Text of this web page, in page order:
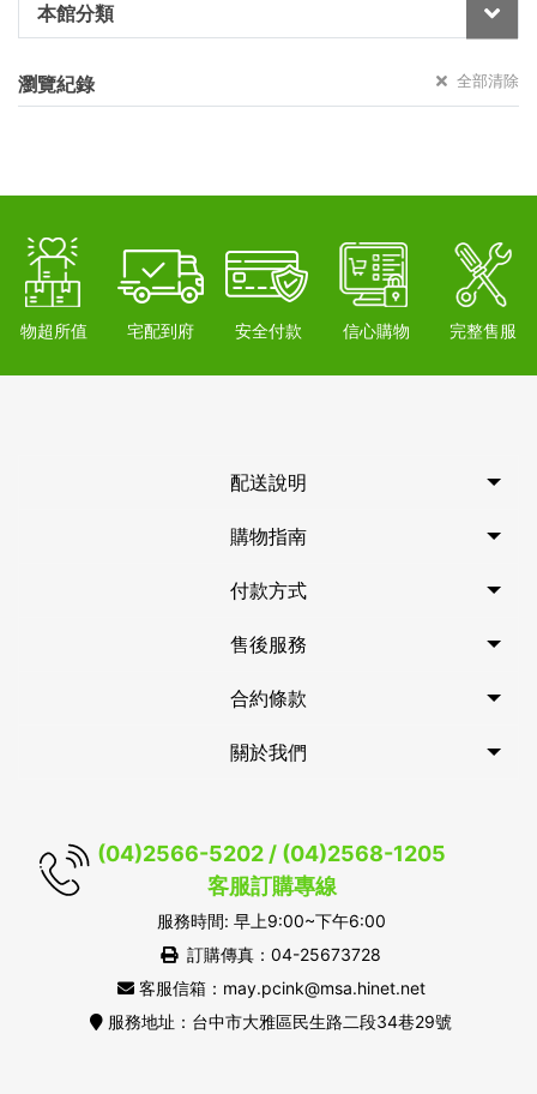
本館分類
瀏覽紀錄 全部清除
物超所值 宅配到府 安全付款 信心購物 完整售服
配送說明
購物指南
付款方式
售後服務
合約條款
關於我們
(04)2566-5202 / (04)2568-1205
客服訂購專線
服務時間: 早上9:00~下午6:00
訂購傳真：04-25673728
客服信箱：may.pcink@msa.hinet.net
服務地址：台中市大雅區民生路二段34巷29號